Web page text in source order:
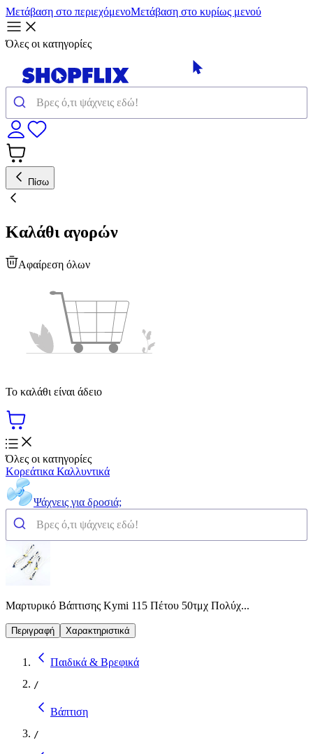
Μετάβαση στο περιεχόμενοΜετάβαση στο κυρίως μενού
Όλες οι κατηγορίες
Πίσω
Καλάθι αγορών
Αφαίρεση όλων
Το καλάθι είναι άδειο
Όλες οι κατηγορίες
Κορεάτικα Καλλυντικά
Ψάχνεις για δροσιά;
Μαρτυρικό Βάπτισης Kymi 115 Πέτου 50τμχ Πολύχ...
Περιγραφή Χαρακτηριστικά
Παιδικά & Βρεφικά
/
Βάπτιση
/